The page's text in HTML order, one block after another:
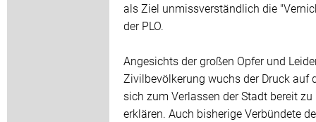
als Ziel unmissverständlich die
der PLO.
Angesichts der großen Opfer und
Zivilbevölkerung wuchs der Druck auf
sich zum Verlassen der Stadt bereit zu
erklären. Auch bisherige Verbündete